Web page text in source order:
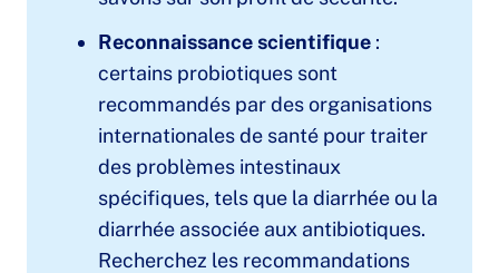
Reconnaissance scientifique :
certains probiotiques sont
recommandés par des organisations
internationales de santé pour traiter
des problèmes intestinaux
spécifiques, tels que la diarrhée ou la
diarrhée associée aux antibiotiques.
Recherchez les recommandations